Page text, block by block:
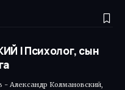
| Психолог, сын
- Александр Колмановский,